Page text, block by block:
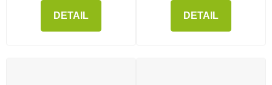
DETAIL DETAIL